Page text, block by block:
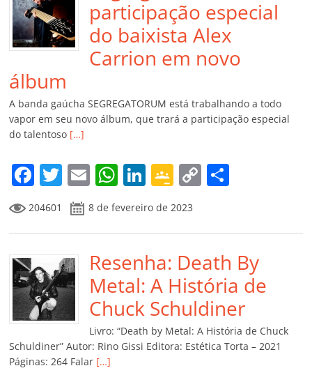
participação especial
do baixista Alex
Carrion em novo
álbum
A banda gaúcha SEGREGATORUM está trabalhando a todo
vapor em seu novo álbum, que trará a participação especial
do talentoso […]
F
a
c
e
b
o
o
k
T
w
itt
er
E
m
ai
l
W
at
s
A
p
p
Li
k
e
dI
n
G
o
o
gl
e
Cl
a
ss
ro
C
y
Li
n
k
p
ar
til
h
ar
204601 8 de fevereiro de 2023
Resenha: Death By
Metal: A História de
Chuck Schuldiner
Livro: “Death by Metal: A História de Chuck
Schuldiner” Autor: Rino Gissi Editora: Estética Torta – 2021
Páginas: 264 Falar […]